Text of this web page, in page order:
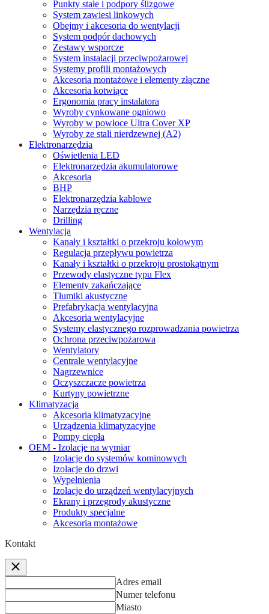
Punkty stałe i podpory ślizgowe
System zawiesi linkowych
Obejmy i akcesoria do wentylacji
System podpór dachowych
Zestawy wsporcze
System instalacji przeciwpożarowej
Systemy profili montażowych
Akcesoria montażowe i elementy złączne
Akcesoria kotwiące
Ergonomia pracy instalatora
Wyroby cynkowane ogniowo
Wyroby w powłoce Ultra Cover XP
Wyroby ze stali nierdzewnej (A2)
Elektronarzędzia
Oświetlenia LED
Elektronarzędzia akumulatorowe
Akcesoria
BHP
Elektronarzędzia kablowe
Narzędzia ręczne
Drilling
Wentylacja
Kanały i kształtki o przekroju kołowym
Regulacja przepływu powietrza
Kanały i kształtki o przekroju prostokątnym
Przewody elastyczne typu Flex
Elementy zakańczające
Tłumiki akustyczne
Prefabrykacja wentylacyjna
Akcesoria wentylacyjne
Systemy elastycznego rozprowadzania powietrza
Ochrona przeciwpożarowa
Wentylatory
Centrale wentylacyjne
Nagrzewnice
Oczyszczacze powietrza
Kurtyny powietrzne
Klimatyzacja
Akcesoria klimatyzacyjne
Urządzenia klimatyzacyjne
Pompy ciepła
OEM - Izolacje na wymiar
Izolacje do systemów kominowych
Izolacje do drzwi
Wypełnienia
Izolacje do urządzeń wentylacyjnych
Ekrany i przegrody akustyczne
Produkty specjalne
Akcesoria montażowe
Kontakt
Adres email
Numer telefonu
Miasto